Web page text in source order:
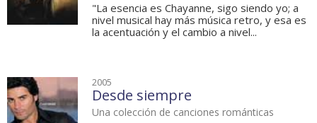
"La esencia es Chayanne, sigo siendo yo; a
nivel musical hay más música retro, y esa es
la acentuación y el cambio a nivel...
2005
Desde siempre
Una colección de canciones románticas